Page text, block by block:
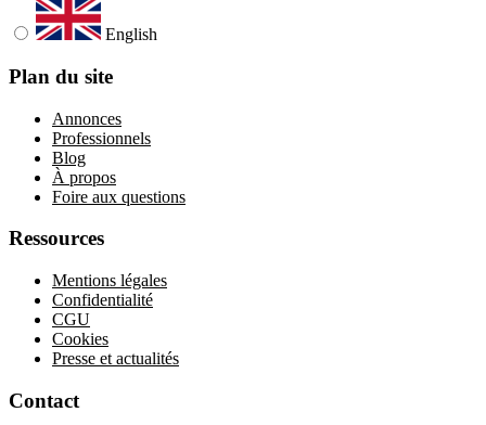
English
Plan du site
Annonces
Professionnels
Blog
À propos
Foire aux questions
Ressources
Mentions légales
Confidentialité
CGU
Cookies
Presse et actualités
Contact